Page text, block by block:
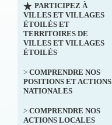
PARTICIPEZ À
VILLES ET VILLAGES
ÉTOILÉS ET
TERRITOIRES DE
VILLES ET VILLAGES
ÉTOILÉS
> COMPRENDRE NOS
POSITIONS ET ACTIONS
NATIONALES
> COMPRENDRE NOS
ACTIONS LOCALES